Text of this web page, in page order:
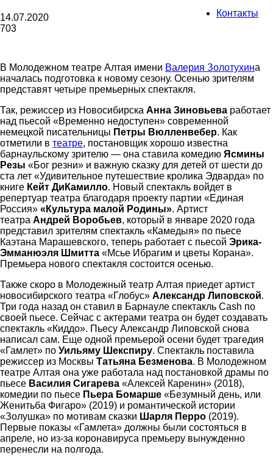
Контакты
14.07.2020
703
В Молодежном театре Алтая имени Валерия Золотухина
началась подготовка к новому сезону. Осенью зрителям
представят четыре премьерных спектакля.
Так, режиссер из Новосибирска Анна Зиновьева работает
над пьесой «Временно недоступен» современной
немецкой писательницы Петры Вюлленвебер. Как
отметили в театре, постановщик хорошо известна
барнаульскому зрителю — она ставила комедию Ясмины
Резы «Бог резни» и важную сказку для детей от шести до
ста лет «Удивительное путешествие кролика Эдварда» по
книге Кейт ДиКамилло. Новый спектакль войдет в
репертуар театра благодаря проекту партии «Единая
Россия» «Культура малой Родины». Артист
театра Андрей Воробьев, который в январе 2020 года
представил зрителям спектакль «Камедыя» по пьесе
Каэтана Марашевского, теперь работает с пьесой Эрика-
Эмманюэля Шмитта «Мсье Ибрагим и цветы Корана».
Премьера нового спектакля состоится осенью.
Также скоро в Молодежный театр Алтая приедет артист
новосибирского театра «Глобус» Александр Липовской.
Три года назад он ставил в Барнауле спектакль Cash по
своей пьесе. Сейчас с актерами театра он будет создавать
спектакль «Киддо». Пьесу Александр Липовской снова
написал сам. Еще одной премьерой осени будет трагедия
«Гамлет» по Уильяму Шекспиру. Спектакль поставила
режиссер из Москвы Татьяна Безменова. В Молодежном
театре Алтая она уже работала над постановкой драмы по
пьесе Василия Сигарева «Алексей Каренин» (2018),
комедии по пьесе Пьера Бомарше «Безумный день, или
Женитьба Фигаро» (2019) и романтической истории
«Золушка» по мотивам сказки Шарля Перро (2019).
Первые показы «Гамлета» должны были состояться в
апреле, но из-за коронавируса премьеру вынужденно
перенесли на полгода.